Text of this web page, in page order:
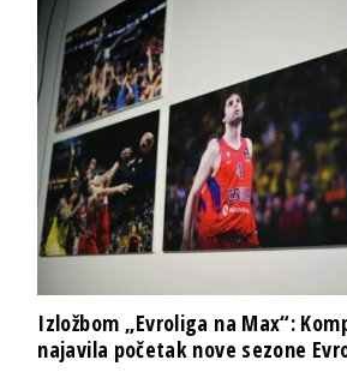
Izložbom „Evroliga na Max“:
najavila početak nove sezone